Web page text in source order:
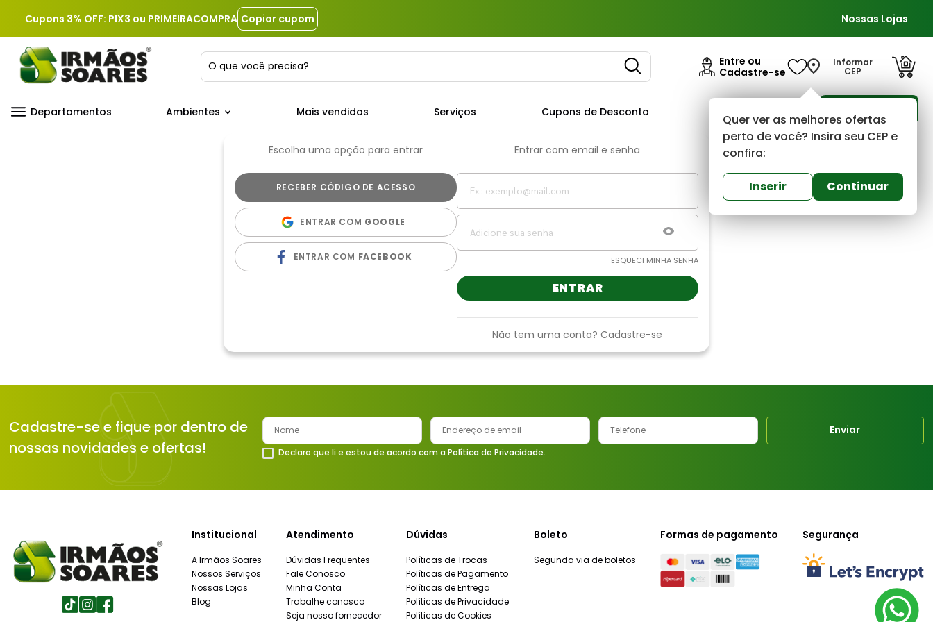
Cupons 3% OFF: PIX3 ou PRIMEIRACOMPRA Copiar cupom Nossas Lojas
O que você precisa?
Entre ou
Cadastre-se
Informar
CEP
Quer ver as melhores ofertas
perto de você? Insira seu CEP e
confira:
Inserir Continuar
Departamentos Ambientes Mais vendidos Serviços Cupons de Desconto
Escolha uma opção para entrar
ENTRAR COM GOOGLE
ENTRAR COM FACEBOOK
Entrar com email e senha
ESQUECI MINHA SENHA
ENTRAR
Não tem uma conta? Cadastre-se
Cadastre-se e fique por dentro de
nossas novidades e ofertas!
Enviar
Declaro que li e estou de acordo com a Política de Privacidade.
Institucional
A Irmãos Soares
Nossos Serviços
Nossas Lojas
Blog
Atendimento
Dúvidas Frequentes
Fale Conosco
Minha Conta
Trabalhe conosco
Seja nosso fornecedor
Dúvidas
Políticas de Trocas
Políticas de Pagamento
Políticas de Entrega
Políticas de Privacidade
Políticas de Cookies
Boleto
Segunda via de boletos
Formas de pagamento Segurança
2º
porcelanato
3º
porta
5º
argamassa
6º
telha
7º
tinta